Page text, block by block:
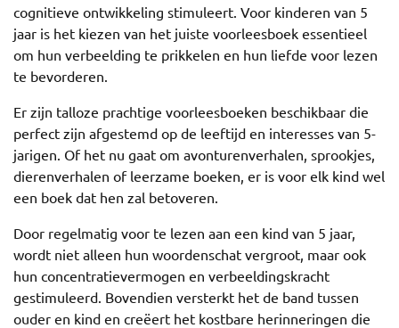
cognitieve ontwikkeling stimuleert. Voor kinderen van 5
jaar is het kiezen van het juiste voorleesboek essentieel
om hun verbeelding te prikkelen en hun liefde voor lezen
te bevorderen.
Er zijn talloze prachtige voorleesboeken beschikbaar die
perfect zijn afgestemd op de leeftijd en interesses van 5-
jarigen. Of het nu gaat om avonturenverhalen, sprookjes,
dierenverhalen of leerzame boeken, er is voor elk kind wel
een boek dat hen zal betoveren.
Door regelmatig voor te lezen aan een kind van 5 jaar,
wordt niet alleen hun woordenschat vergroot, maar ook
hun concentratievermogen en verbeeldingskracht
gestimuleerd. Bovendien versterkt het de band tussen
ouder en kind en creëert het kostbare herinneringen die